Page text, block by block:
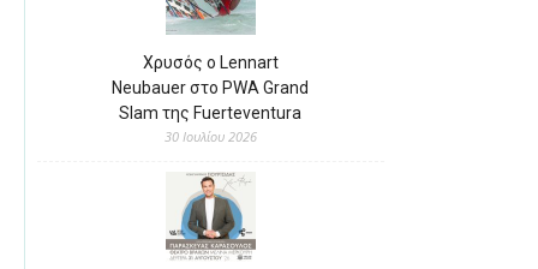
Χρυσός ο Lennart
Neubauer στο PWA Grand
Slam της Fuerteventura
30 Ιουλίου 2026